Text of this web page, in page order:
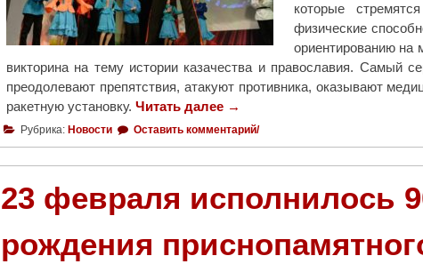
которые
физические
ориентированию на
викторина на тему истории казачества и православия. Самый
преодолевают препятствия, атакуют противника, оказывают
ракетную установку. Читать далее "
С
о
с
о
→
Рубрика: Новости Оставить комментарий/
23 февраля исполнилось
рождения